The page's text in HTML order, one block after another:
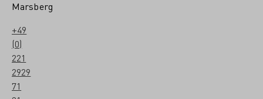
Marsberg
+49
(0)
221
2929
71